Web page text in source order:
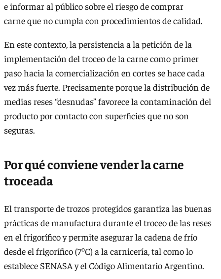
e informar al público sobre el riesgo de comprar
carne que no cumpla con procedimientos de calidad.
En este contexto, la persistencia a la petición de la
implementación del troceo de la carne como primer
paso hacia la comercialización en cortes se hace cada
vez más fuerte. Precisamente porque la distribución de
medias reses “desnudas” favorece la contaminación del
producto por contacto con superficies que no son
seguras.
Por qué conviene vender la carne
troceada
El transporte de trozos protegidos garantiza las buenas
prácticas de manufactura durante el troceo de las reses
en el frigorífico y permite asegurar la cadena de frío
desde el frigorífico (7ºC) a la carnicería, tal como lo
establece SENASA y el Código Alimentario Argentino.